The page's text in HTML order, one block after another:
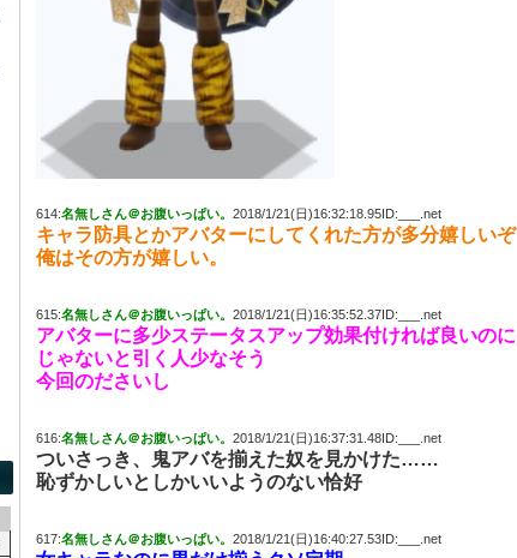
614:名無しさん＠お腹いっぱい。 2018/1/21(日)16:32:18.95ID:___.net
キャラ防具とかアバターにしてくれた方が多分嬉しいぞ
俺はその方が嬉しい。
615:名無しさん＠お腹いっぱい。 2018/1/21(日)16:35:52.37ID:___.net
アバターに多少ステータスアップ効果付ければ良いのに
じゃないと引く人少なそう
今回のださいし
616:名無しさん＠お腹いっぱい。 2018/1/21(日)16:37:31.48ID:___.net
ついさっき、鬼アバを揃えた奴を見かけた……
恥ずかしいとしかいいようのない恰好
617:名無しさん＠お腹いっぱい。 2018/1/21(日)16:40:27.53ID:___.net